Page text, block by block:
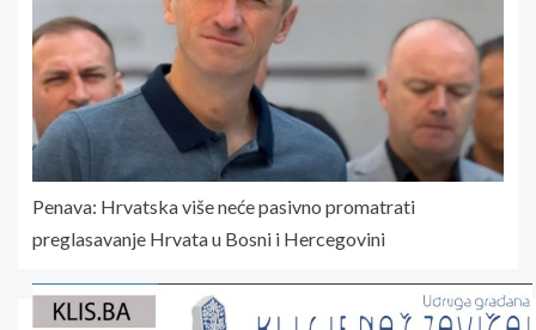
Penava: Hrvatska više neće pasivno promatrati
preglasavanje Hrvata u Bosni i Hercegovini